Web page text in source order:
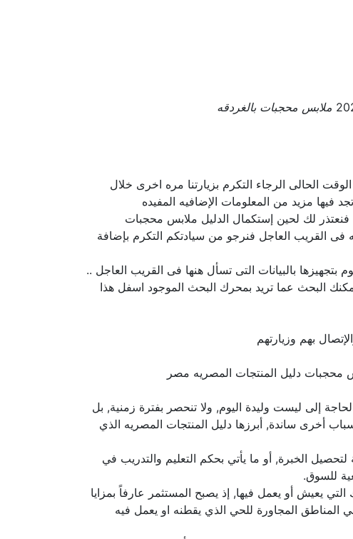
ملابس محجبات بالغردقه
الحالى الرجاء التكرم بزيارتنا مره اخرى خلال
مزيد من المعلومات الإضافيه المفيده
فنعتذر لك لحين إستكمال الدليل ملابس محجبات
القريب العاجل فنرجو من سيادتكم التكرم بإضافة
بالبيانات التى تسأل هنها فى القريب العاجل ..
البحث عما تريد بمحرك البحث الموجود اسفل هذا
بهم وزيارتهم
إلى ليست وليدة اليوم, ولا تنحصر بفترة زمنية, بل
أخرى ساندة, أبرزها دليل المنتجات المصريه الذي
الخبرة, أو ما يأتي بحكم التعليم والتدريب في
يعيش أو يعمل فيها, إذ يصبح المستثمر عارفاً بمزايا
المناطق المجاورة للحي الذي يقطنه او يعمل فيه